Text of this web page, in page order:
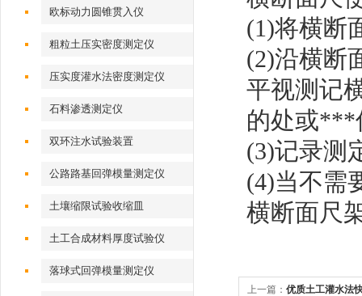
欧标动力圆锥贯入仪
粗粒土压实密度测定仪
压实度灌水法密度测定仪
石料渗透测定仪
双环注水试验装置
公路路基回弹模量测定仪
土壤缩限试验收缩皿
土工合成材料厚度试验仪
落球式回弹模量测定仪
(1)将横断
(2)沿横断
平视测记
的处或***
(3)记录测
(4)当不需
横断面尺
上一篇： 优质土工灌水法